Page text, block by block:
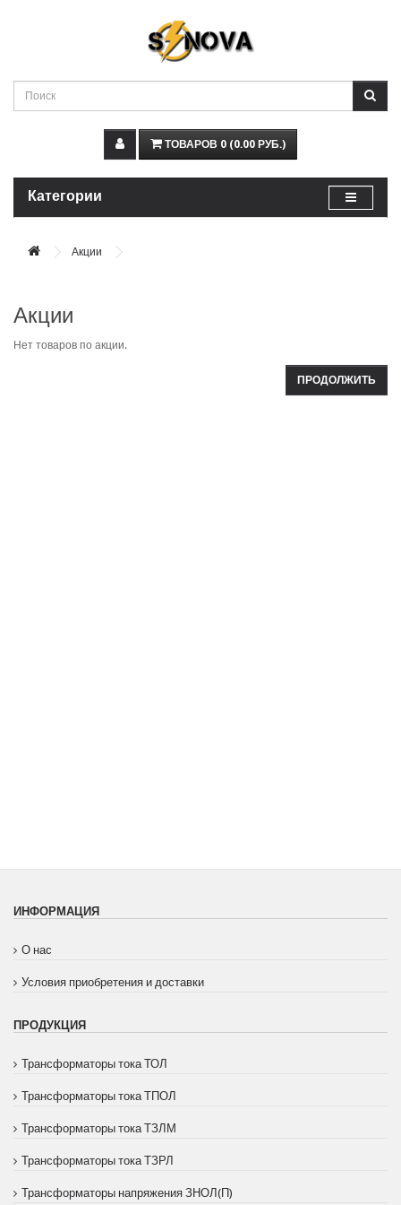
ТОВАРОВ 0 (0.00 РУБ.)
Категории
Акции
Акции
Нет товаров по акции.
ПРОДОЛЖИТЬ
ИНФОРМАЦИЯ
О нас
Условия приобретения и доставки
ПРОДУКЦИЯ
Трансформаторы тока ТОЛ
Трансформаторы тока ТПОЛ
Трансформаторы тока ТЗЛМ
Трансформаторы тока ТЗРЛ
Трансформаторы напряжения ЗНОЛ(П)